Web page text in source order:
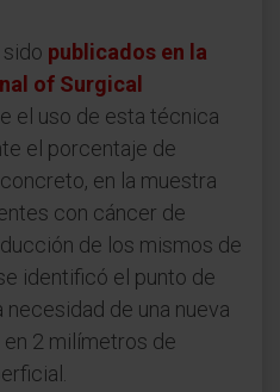
sido publicados en la
of Surgical
el uso de esta técnica
el porcentaje de
en la muestra
con cáncer de
de los mismos de
identificó el punto de
de una nueva
2 milímetros de